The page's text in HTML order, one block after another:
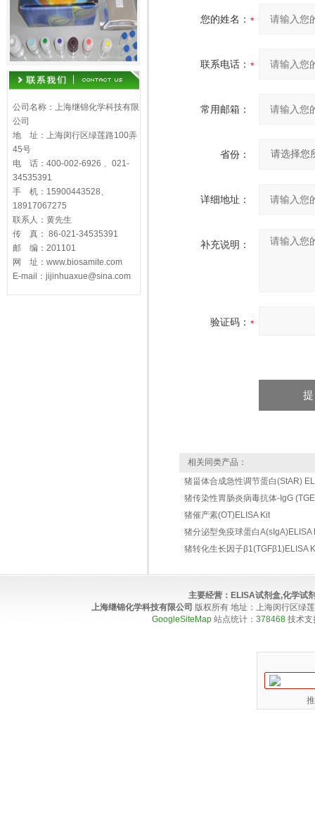
公司名称：上海继锦化学科技有限
公司
地 址：上海闵行区绿莲路100弄
45号
电 话：400-002-6926 、021-
34535391
手 机：15900443528、
18917067275
联系人：黄先生
传 真： 86-021-34535391
邮 编：201101
网 址：www.biosamite.com
E-mail：jijinhuaxue@sina.com
您的姓名：
联系电话：
常用邮箱：
省份：
详细地址：
补充说明：
验证码：
相关同类产品：
猪甾体合成急性调节蛋白(StAR)
猪传染性胃肠炎病毒抗体-IgG
猪催产素(OT)ELISA Kit
猪分泌型免疫球蛋白A(sIgA)ELISA
猪转化生长因子β1(TGFβ1)ELISA
主要经营： ELISA试剂盒,化学试
上海继锦化学科技有限公司 版权所有 地址：上海闵行区绿
GoogleSiteMap 站点统计： 378468 技术支